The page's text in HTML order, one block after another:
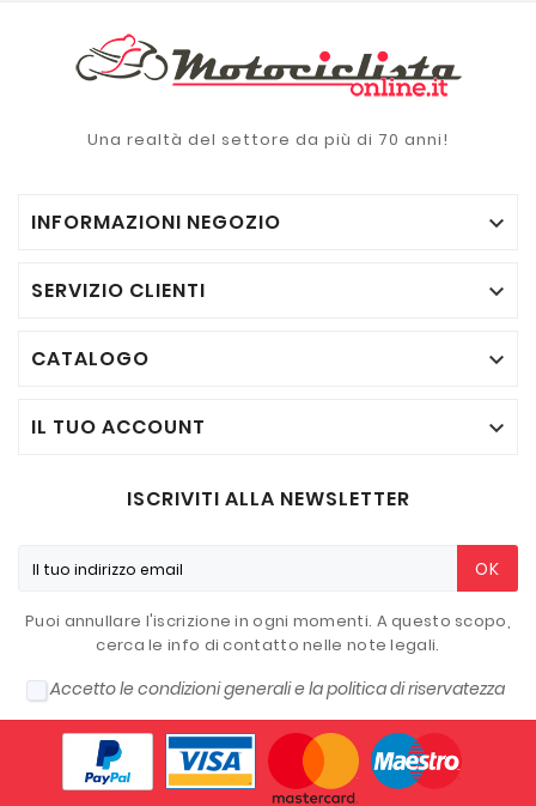
Una realtà del settore da più di 70 anni!
INFORMAZIONI NEGOZIO 
SERVIZIO CLIENTI 
CATALOGO 
IL TUO ACCOUNT 
ISCRIVITI ALLA NEWSLETTER
OK
Puoi annullare l'iscrizione in ogni momenti. A questo scopo,
cerca le info di contatto nelle note legali.
Accetto le condizioni generali e la politica di riservatezza